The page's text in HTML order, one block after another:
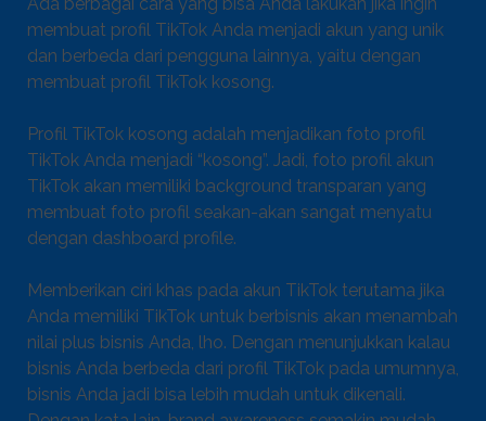
membuat profil TikTok Anda menjadi akun yang unik
dan berbeda dari pengguna lainnya, yaitu dengan
membuat profil TikTok kosong.
Profil TikTok kosong adalah menjadikan foto profil
TikTok Anda menjadi “kosong”. Jadi, foto profil akun
TikTok akan memiliki background transparan yang
membuat foto profil seakan-akan sangat menyatu
dengan dashboard profile.
Memberikan ciri khas pada akun TikTok terutama jika
Anda memiliki TikTok untuk berbisnis akan menambah
nilai plus bisnis Anda, lho. Dengan menunjukkan kalau
bisnis Anda berbeda dari profil TikTok pada umumnya,
bisnis Anda jadi bisa lebih mudah untuk dikenali.